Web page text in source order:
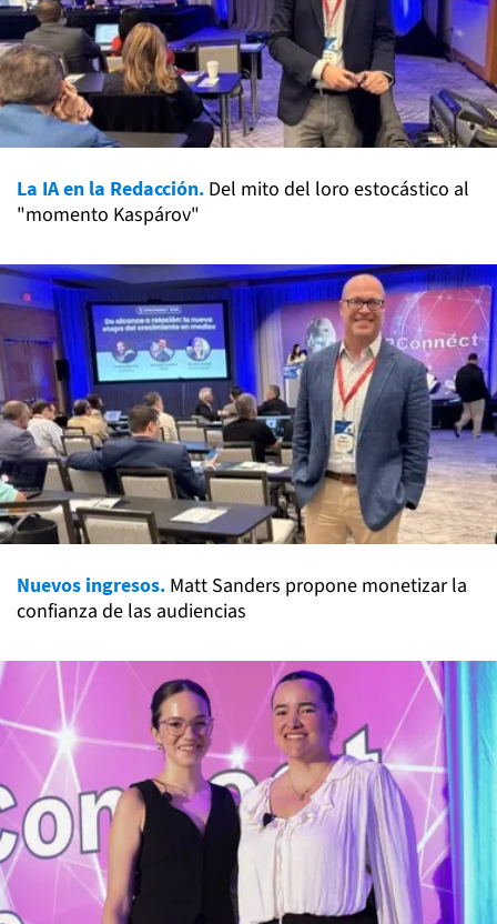
La IA en la Redacción. Del mito del loro estocástico al
"momento Kaspárov"
Nuevos ingresos. Matt Sanders propone monetizar la
confianza de las audiencias